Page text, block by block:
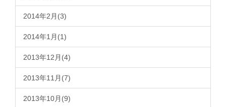
2014年2月(3)
2014年1月(1)
2013年12月(4)
2013年11月(7)
2013年10月(9)